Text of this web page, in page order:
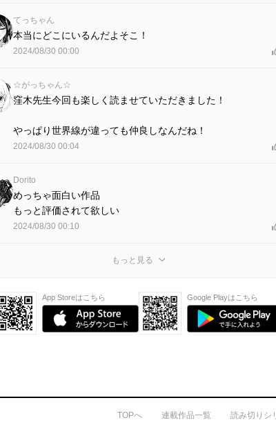
てっちゃん
本当にどこにいるんだよそこ！
2024/08/30 00:00
☆がっちゃん☆
窪木先生今回も楽しく読ませていただきました！
やっぱり世界線が違っても仲良しなんだね！
2024/08/30 00:04
Dorito
めっちゃ面白い作品
もっと評価されて欲しい
2024/08/30 00:10
もっと見る
App Storeはこちら Google Playはこちら
TOPへ 連載作品一覧 読み切りシ